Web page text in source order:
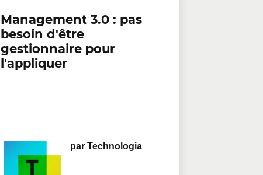
Management 3.0 : pas
besoin d'être
gestionnaire pour
l'appliquer
par Technologia